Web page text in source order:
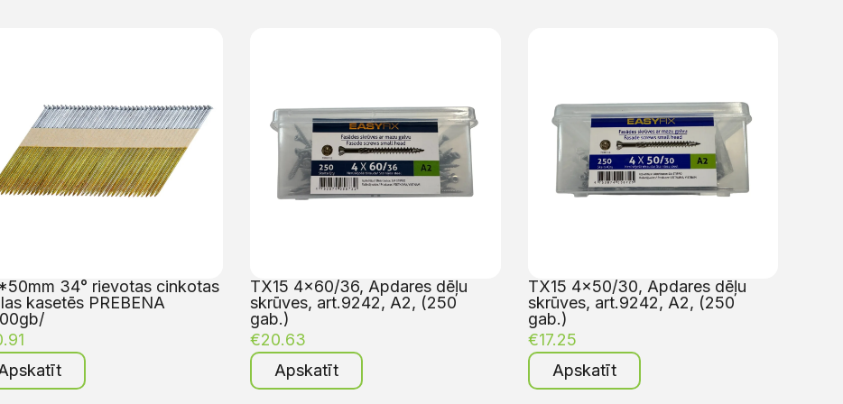
34° rievotas cinkotas
kasetēs PREBENA
TX15 4×60/36, Apdares dēļu
skrūves, art.9242, A2, (250
gab.)
€20.63
Apskatīt
TX15 4×50/30, Apdares dēļu
skrūves, art.9242, A2, (250
gab.)
€17.25
Apskatīt